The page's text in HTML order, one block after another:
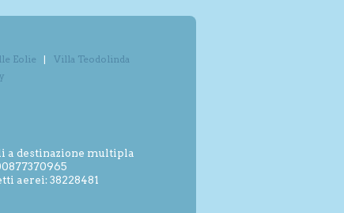
Eolie
Villa Teodolinda
a destinazione multipla
aerei: 38228481